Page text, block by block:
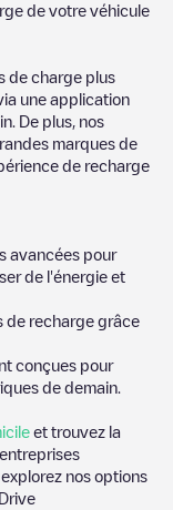
de votre véhicule
de charge plus
une application
De plus, nos
marques de
de recharge
avancées pour
de l'énergie et
de recharge grâce
conçues pour
de demain.
et trouvez la
nos options